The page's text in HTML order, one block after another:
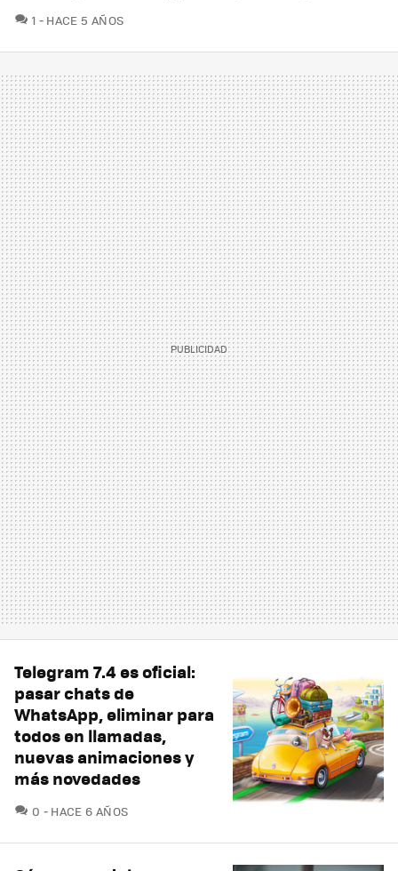
1 COMENTARIOS
HACE 5 AÑOS
Telegram 7.4 es oficial:
pasar chats de
WhatsApp, eliminar para
todos en llamadas,
nuevas animaciones y
más novedades
0 COMENTARIOS
HACE 6 AÑOS